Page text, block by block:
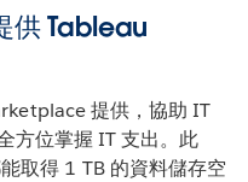
供 Tableau
提供，協助 IT
方位掌握 IT 支出。此
取得 1 TB 的資料儲存空